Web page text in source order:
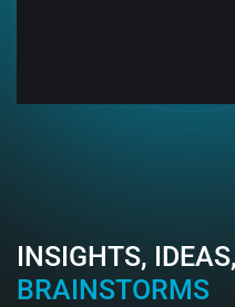
INSIGHTS,
BRAINSTORMS